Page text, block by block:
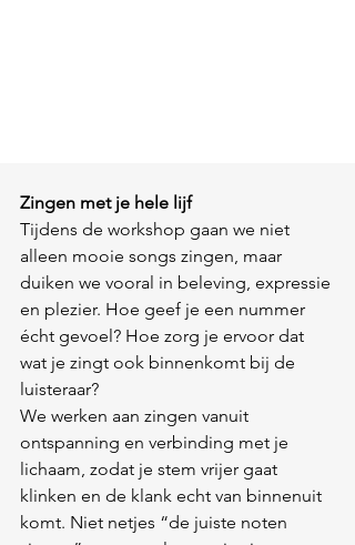
Zingen met je hele lijf
Tijdens de workshop gaan we niet
alleen mooie songs zingen, maar
duiken we vooral in beleving, expressie
en plezier. Hoe geef je een nummer
écht gevoel? Hoe zorg je ervoor dat
wat je zingt ook binnenkomt bij de
luisteraar?
We werken aan zingen vanuit
ontspanning en verbinding met je
lichaam, zodat je stem vrijer gaat
klinken en de klank echt van binnenuit
komt. Niet netjes “de juiste noten